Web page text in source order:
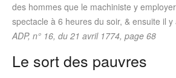
des hommes que le machiniste y
spectacle à 6 heures du soir, & ensuite il
ADP, n° 16, du 21 avril 1774, page 68
Le sort des pauvres